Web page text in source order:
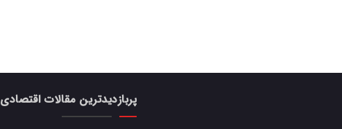
پربازدیدترین مقالات اقتصادی